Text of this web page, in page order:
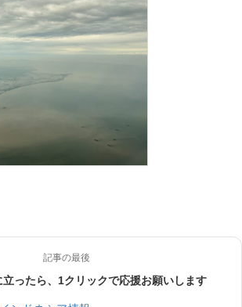
記事の最後
立ったら、1クリックで応援お願いします